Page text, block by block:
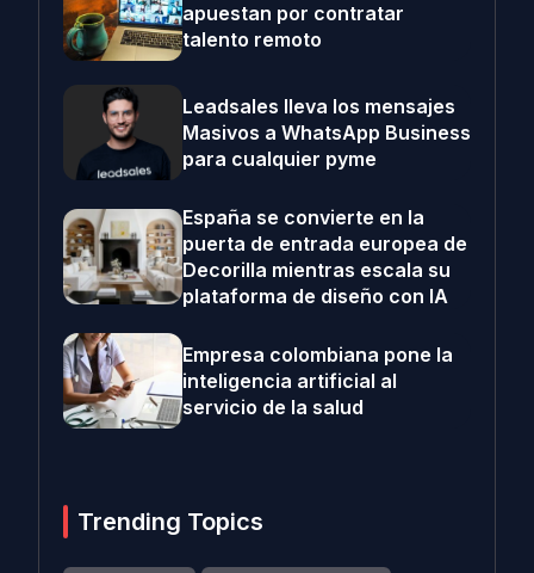
apuestan por contratar
talento remoto
Leadsales lleva los mensajes
Masivos a WhatsApp Business
para cualquier pyme
España se convierte en la
puerta de entrada europea de
Decorilla mientras escala su
plataforma de diseño con IA
Empresa colombiana pone la
inteligencia artificial al
servicio de la salud
Trending Topics